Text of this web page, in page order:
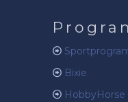
Bixie